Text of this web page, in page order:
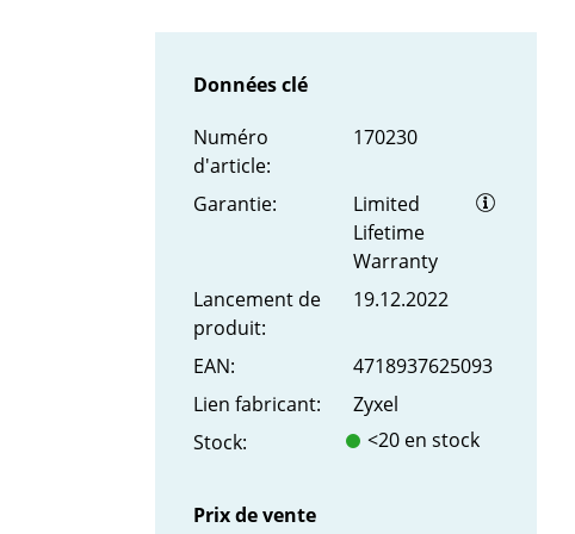
Données clé
Numéro
d'article:
170230
Garantie:
Limited
Lifetime
Warranty
Lancement de
produit:
19.12.2022
EAN:
4718937625093
Lien fabricant:
Zyxel
Stock:
<20 en stock
Prix de vente